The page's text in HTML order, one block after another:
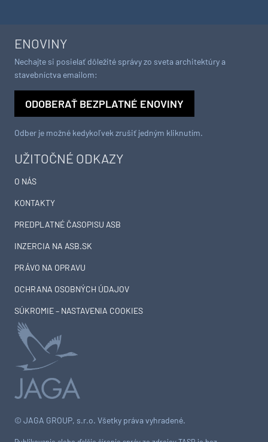
© JAGA GROUP, s.r.o. Všetky práva vyhradené.
UŽITOČNÉ ODKAZY
O NÁS
KONTAKTY
PREDPLATNÉ ČASOPISU ASB
INZERCIA NA ASB.SK
PRÁVO NA OPRAVU
OCHRANA OSOBNÝCH ÚDAJOV
SÚKROMIE – NASTAVENIA COOKIES
ENOVINY
Nechajte si posielať dôležité správy zo sveta architektúry a
stavebníctva emailom:
ODOBERAŤ BEZPLATNÉ ENOVINY
Odber je možné kedykoľvek zrušiť jedným kliknutím.